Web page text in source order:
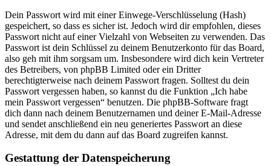
Dein Passwort wird mit einer Einwege-Verschlüsselung (Hash)
gespeichert, so dass es sicher ist. Jedoch wird dir empfohlen, dieses
Passwort nicht auf einer Vielzahl von Webseiten zu verwenden. Das
Passwort ist dein Schlüssel zu deinem Benutzerkonto für das Board,
also geh mit ihm sorgsam um. Insbesondere wird dich kein Vertreter
des Betreibers, von phpBB Limited oder ein Dritter
berechtigterweise nach deinem Passwort fragen. Solltest du dein
Passwort vergessen haben, so kannst du die Funktion „Ich habe
mein Passwort vergessen“ benutzen. Die phpBB-Software fragt
dich dann nach deinem Benutzernamen und deiner E-Mail-Adresse
und sendet anschließend ein neu generiertes Passwort an diese
Adresse, mit dem du dann auf das Board zugreifen kannst.
Gestattung der Datenspeicherung